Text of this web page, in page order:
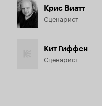
Крис Виатт
Сценарист
Кит Гиффен
Сценарист